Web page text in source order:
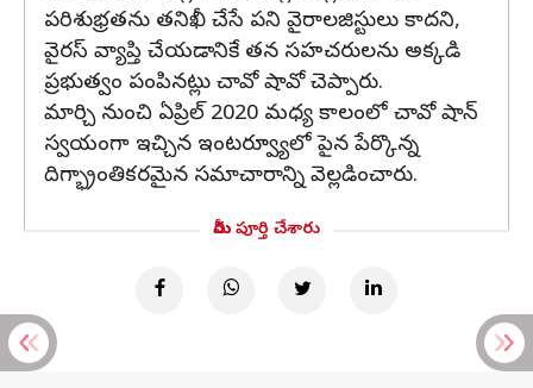
పరిశుభ్రతను తనిఖీ చేసే పని వైరాలజిస్టులు కాదని,
వైరస్ వ్యాప్తి చేయడానికే తన సహచరులను అక్కడి
ప్రభుత్వం పంపినట్లు చావో షావో చెప్పారు.
మార్చి నుంచి ఏప్రిల్ 2020 మధ్య కాలంలో చావో షాన్
స్వయంగా ఇచ్చిన ఇంటర్వ్యూలో పైన పేర్కొన్న
దిగ్భ్రాంతికరమైన సమాచారాన్ని వెల్లడించారు.
మీరు పూర్తి చేశారు